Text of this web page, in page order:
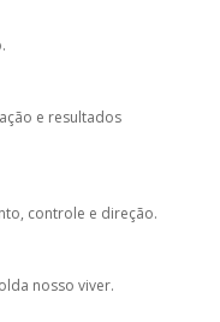
e resultados
controle e direção.
nosso viver.